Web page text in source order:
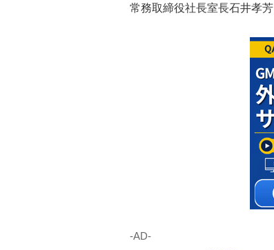
常務取締役社長室長石井孝
‐AD‐